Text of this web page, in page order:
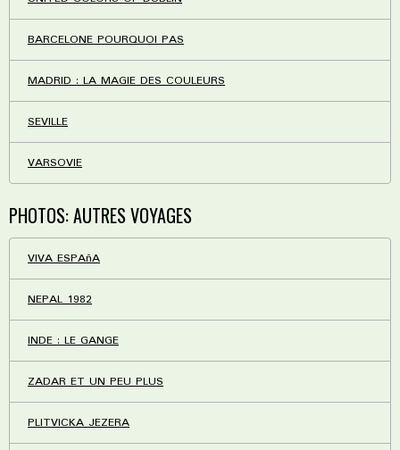
BARCELONE POURQUOI PAS
MADRID : LA MAGIE DES COULEURS
SEVILLE
VARSOVIE
PHOTOS: AUTRES VOYAGES
VIVA ESPAñA
NEPAL 1982
INDE : LE GANGE
ZADAR ET UN PEU PLUS
PLITVICKA JEZERA